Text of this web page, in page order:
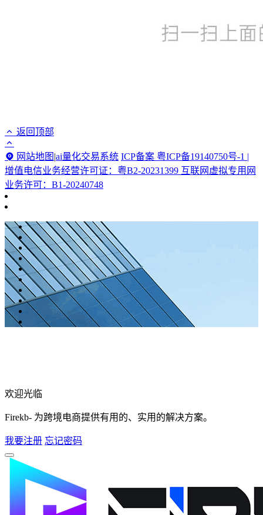
返回顶部
网站地图 |ai量化交易系统 ICP备案 粤ICP备19140750号-1 |
增值电信业务经营许可证：粤B2-20231399 互联网虚拟专用网
业务许可：B1-20240748
欢迎光临
Firekb- 为跨境电商提供有用的、实用的解决方案。
我要注册 忘记密码